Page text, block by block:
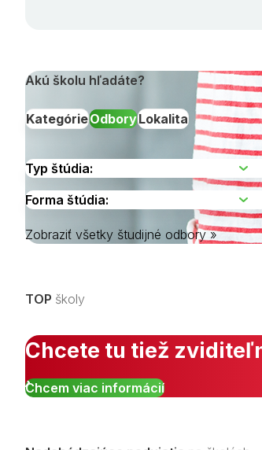
Akú školu hľadáte?
KategórieOdboryLokalita
Zobraziť všetky študijné odbory »
TOP školy
Chcete tu tiež
Chcem viac informácií